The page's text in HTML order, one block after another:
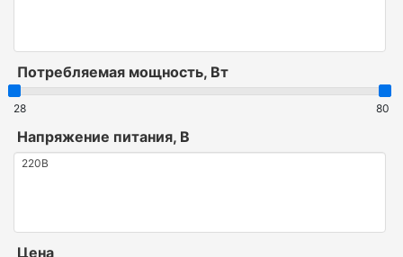
Потребляемая мощность, Вт
28 80
Напряжение питания, В
Цена